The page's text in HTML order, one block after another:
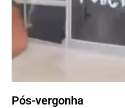
Pós-vergonha